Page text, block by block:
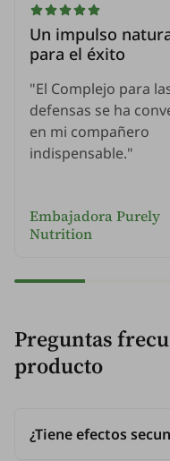
Un impulso
para el éxito
"El Complejo para
defensas se ha
en mi compañero
indispensable."
Embajadora Purely
Nutrition
Preguntas
producto
¿Tiene efectos